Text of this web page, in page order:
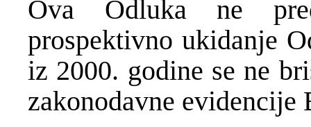
Ova Odluka ne
prospektivno ukidanje
iz 2000. godine se ne
zakonodavne evidencije